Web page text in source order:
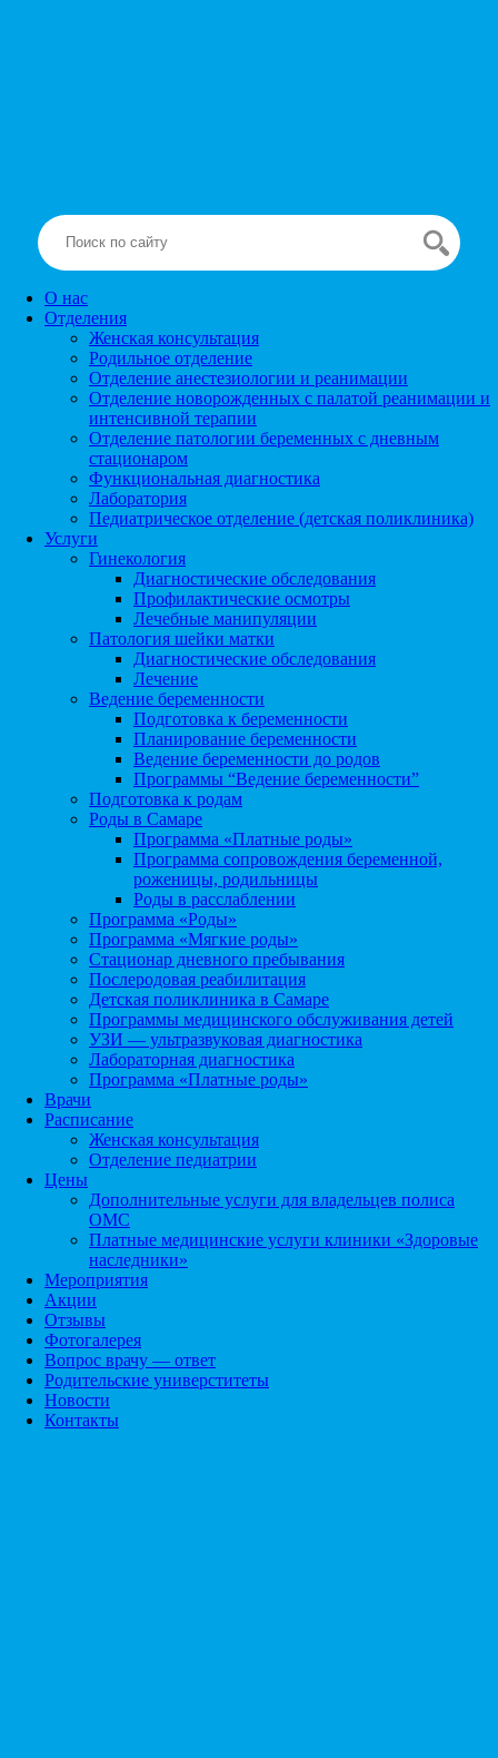
О нас
Отделения
Женская консультация
Родильное отделение
Отделение анестезиологии и реанимации
Отделение новорожденных с палатой реанимации и
интенсивной терапии
Отделение патологии беременных с дневным
стационаром
Функциональная диагностика
Лаборатория
Педиатрическое отделение (детская поликлиника)
Услуги
Гинекология
Диагностические обследования
Профилактические осмотры
Лечебные манипуляции
Патология шейки матки
Диагностические обследования
Лечение
Ведение беременности
Подготовка к беременности
Планирование беременности
Ведение беременности до родов
Программы “Ведение беременности”
Подготовка к родам
Роды в Самаре
Программа «Платные роды»
Программа сопровождения беременной,
роженицы, родильницы
Роды в расслаблении
Программа «Роды»
Программа «Мягкие роды»
Стационар дневного пребывания
Послеродовая реабилитация
Детская поликлиника в Самаре
Программы медицинского обслуживания детей
УЗИ — ультразвуковая диагностика
Лабораторная диагностика
Программа «Платные роды»
Врачи
Расписание
Женская консультация
Отделение педиатрии
Цены
Дополнительные услуги для владельцев полиса
ОМС
Платные медицинские услуги клиники «Здоровые
наследники»
Мероприятия
Акции
Отзывы
Фотогалерея
Вопрос врачу — ответ
Родительские универститеты
Новости
Контакты